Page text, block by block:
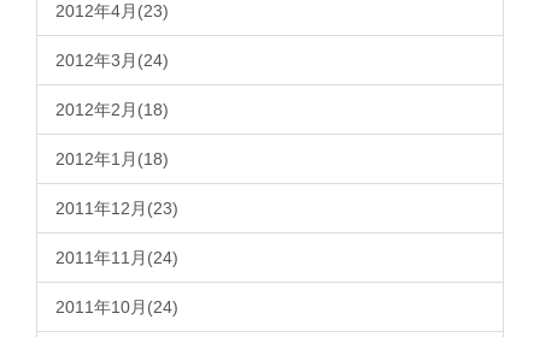
2012年4月(23)
2012年3月(24)
2012年2月(18)
2012年1月(18)
2011年12月(23)
2011年11月(24)
2011年10月(24)